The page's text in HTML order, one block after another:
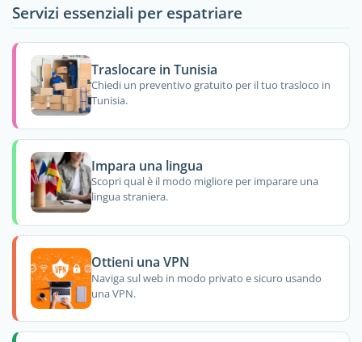
Servizi essenziali per espatriare
Traslocare in Tunisia
Chiedi un preventivo gratuito per il tuo trasloco in
Tunisia.
Impara una lingua
Scopri qual è il modo migliore per imparare una
lingua straniera.
Ottieni una VPN
Naviga sul web in modo privato e sicuro usando
una VPN.